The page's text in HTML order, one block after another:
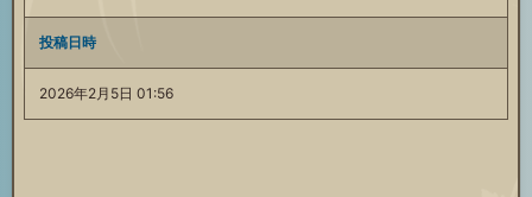
投稿日時
2026年2月5日 01:56